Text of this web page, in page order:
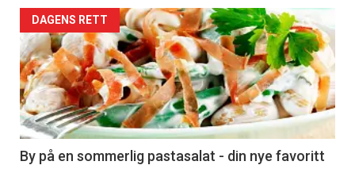
Forsiden
akkurat
nå
-
5
DAGENS RETT
By på en sommerlig pastasalat - din nye favoritt